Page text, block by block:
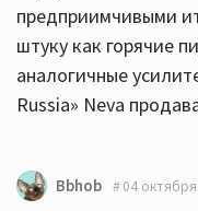
предприимчивыми
штуку как горячие
аналогичные
Russia» Nevа
Bbhob 04